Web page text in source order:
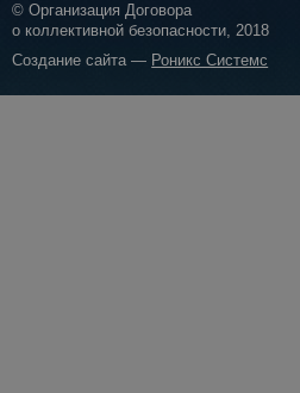
© Организация Договора
о коллективной безопасности, 2018
Создание сайта — Роникс Системс